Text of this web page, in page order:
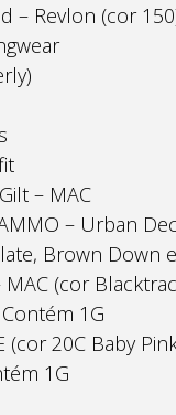
– Revlon (cor
– MAC
– Urban
Brown Down
(cor
1G
(cor 20C Baby
1G